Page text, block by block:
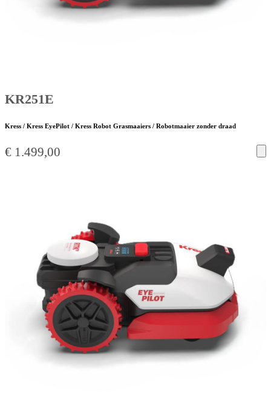
KR251E
Kress / Kress EyePilot / Kress Robot Grasmaaiers / Robotmaaier zonder draad
€ 1.499,00